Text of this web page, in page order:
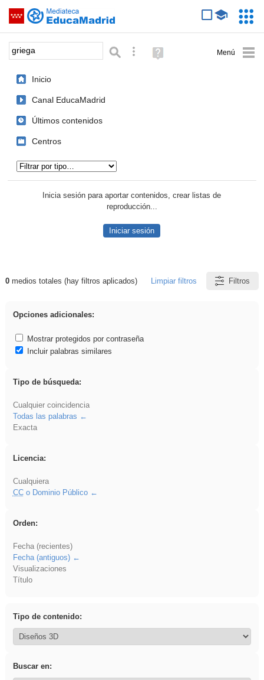
Saltar navegación
Palabra o frase: Búsqueda avanzada
Ayuda
(en
Inicio
Canal EducaMadrid
Últimos contenidos
Centros
Inicia sesión para aportar contenidos, crear listas de
reproducción...
Iniciar sesión
Resultados de: griega
0medios totales (hay filtros aplicados) Limpiar filtros Filtros
Opciones adicionales:
Mostrar protegidos por contraseña
Incluir palabras similares
Tipo de búsqueda:
Cualquier coincidencia
Todas las palabras
Exacta
Licencia:
Cualquiera
CCo Dominio Público
Orden:
Fecha (recientes)
Fecha (antiguos)
Visualizaciones
Título
Tipo de contenido:
Buscar en: